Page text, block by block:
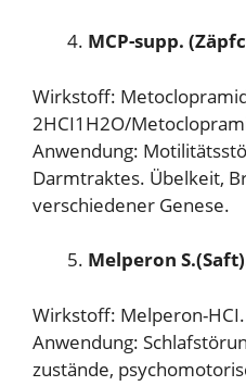
MCP-supp.
Wirkstoff:
2HCI1H2O/
Anwendung:
Darmtraktes. Übelkeit,
verschiedener Genese.
Melperon
Wirkstoff: Melperon-HCI.
Anwendung:
zustände,